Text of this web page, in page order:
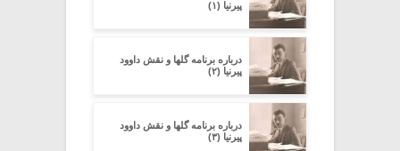
پیرنیا (۱)
درباره برنامه گلها و نقش داوود
پیرنیا (۲)
درباره برنامه گلها و نقش داوود
پیرنیا (۳)